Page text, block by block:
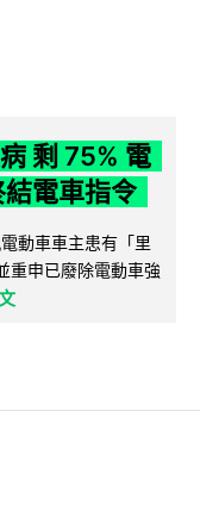
剩 75% 電
電車指令
動車車主患有「里
重申已廢除電動車強